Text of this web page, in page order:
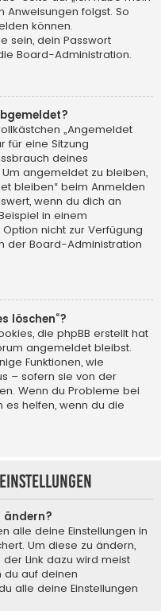
Anweisungen folgst. So
können.
sein, dein Passwort
Board-Administration.
„Angemeldet
für eine Sitzung
deines
angemeldet zu bleiben,
bleiben“ beim Anmelden
wenn du dich an
in einem
nicht zur Verfügung
der Board-Administration
löschen“?
die phpBB erstellt hat
angemeldet bleibst.
Funktionen, wie
– sofern sie von der
Wenn du Probleme bei
helfen, wenn du die
ändern?
alle deine Einstellungen in
Um diese zu ändern,
der Link dazu wird meist
du auf deinen
alle deine Einstellungen